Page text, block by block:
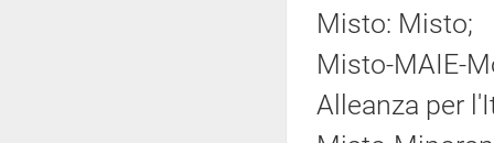
Misto: Misto;
Misto-MAIE-
Alleanza per